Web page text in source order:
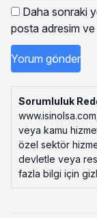
Daha sonraki
posta adresim ve
Sorumluluk
veya kamu
özel sektör
devletle veya
fazla bilgi için